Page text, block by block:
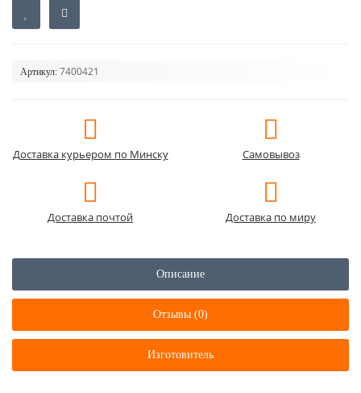
Артикул: 7400421
Доставка курьером по Минску Самовывоз
Доставка почтой Доставка по миру
Описание
Отзывы (0)
Изготовитель